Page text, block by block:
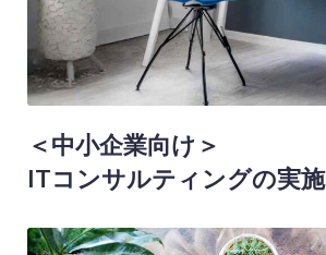
＜中小企業向け＞
ITコンサルティングの実施